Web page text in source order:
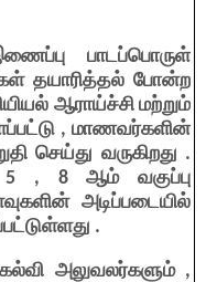
பாடப்பொருள்
தயாரித்தல் போன்ற
ஆராய்ச்சி மற்றும்
, மாணவர்களின்
செய்து வருகிறது .
, 8 ஆம் வகுப்பு
அடிப்படையில்
.
அலுவலர்களும் ,